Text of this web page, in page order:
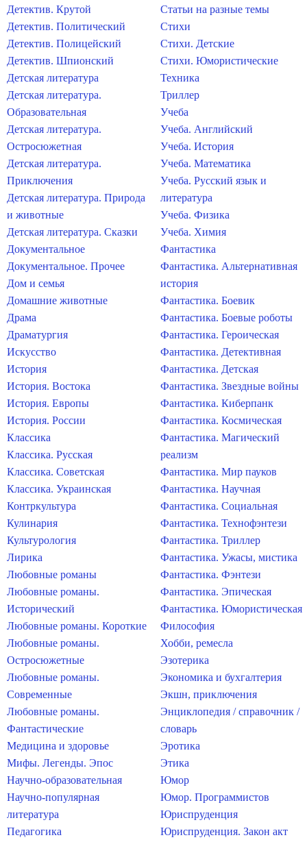
Детектив. Крутой
Детектив. Политический
Детектив. Полицейский
Детектив. Шпионский
Детская литература
Детская литература.
Образовательная
Детская литература.
Остросюжетная
Детская литература.
Приключения
Детская литература. Природа
и животные
Детская литература. Сказки
Документальное
Документальное. Прочее
Дом и семья
Домашние животные
Драма
Драматургия
Искусство
История
История. Востока
История. Европы
История. России
Классика
Классика. Русская
Классика. Советская
Классика. Украинская
Контркультура
Кулинария
Культурология
Лирика
Любовные романы
Любовные романы.
Исторический
Любовные романы. Короткие
Любовные романы.
Остросюжетные
Любовные романы.
Современные
Любовные романы.
Фантастические
Медицина и здоровье
Мифы. Легенды. Эпос
Научно-образовательная
Научно-популярная
литература
Педагогика
Статьи на разные темы
Стихи
Стихи. Детские
Стихи. Юмористические
Техника
Триллер
Учеба
Учеба. Английский
Учеба. История
Учеба. Математика
Учеба. Русский язык и
литература
Учеба. Физика
Учеба. Химия
Фантастика
Фантастика. Альтернативная
история
Фантастика. Боевик
Фантастика. Боевые роботы
Фантастика. Героическая
Фантастика. Детективная
Фантастика. Детская
Фантастика. Звездные войны
Фантастика. Киберпанк
Фантастика. Космическая
Фантастика. Магический
реализм
Фантастика. Мир пауков
Фантастика. Научная
Фантастика. Социальная
Фантастика. Технофэнтези
Фантастика. Триллер
Фантастика. Ужасы, мистика
Фантастика. Фэнтези
Фантастика. Эпическая
Фантастика. Юмористическая
Философия
Хобби, ремесла
Эзотерика
Экономика и бухгалтерия
Экшн, приключения
Энциклопедия / справочник /
словарь
Эротика
Этика
Юмор
Юмор. Программистов
Юриспруденция
Юриспруденция. Закон акт